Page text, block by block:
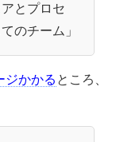
とプロセ
のチーム」
ジかかる ところ、